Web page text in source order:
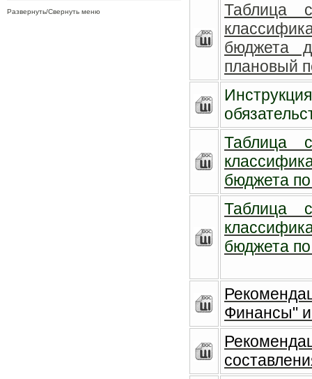
Развернуть/Свернуть меню
Таблица
бюджета
плановый
Таблица
бюджета
Таблица
бюджета
Финансы"